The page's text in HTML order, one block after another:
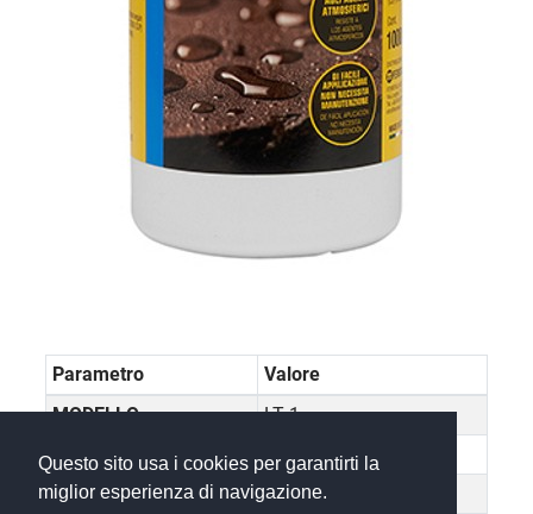
Questo sito usa i cookies per garantirti la
miglior esperienza di navigazione.
Parametro
Valore
MODELLO
LT 1
VUOTODESC
CONFEZIONESCATOLA
12